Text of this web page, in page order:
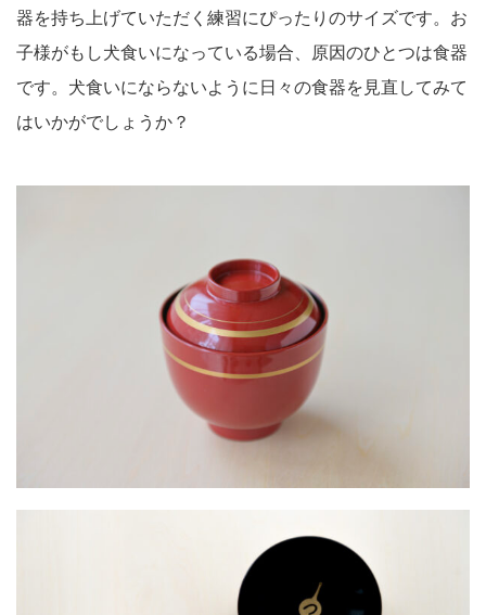
器を持ち上げていただく練習にぴったりのサイズです。お
子様がもし犬食いになっている場合、原因のひとつは食器
です。犬食いにならないように日々の食器を見直してみて
はいかがでしょうか？